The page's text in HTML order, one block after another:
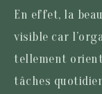
En effet, la
visible car
tellement
tâches